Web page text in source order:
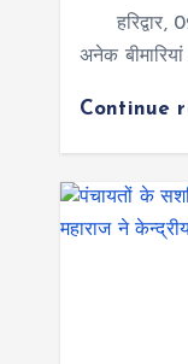
हरिद्वार,
अनेक
Continue